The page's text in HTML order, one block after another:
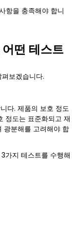
항을 충족해야 합니
떤 테스트
보겠습니다.
다. 제품의 보호 정도
정도는 표준화되고 재
광분해를 고려해야 합
가지 테스트를 수행해